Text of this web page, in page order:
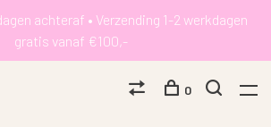
achteraf • Verzending 1-2 werkdagen
gratis vanaf €100,-
0